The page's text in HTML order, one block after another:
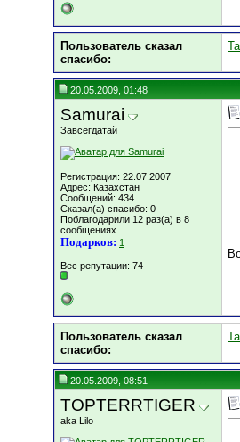
Пользователь сказал
cпасибо:
20.05.2009, 01:48
Samurai
Завсегдатай
Регистрация: 22.07.2007
Адрес: Казахстан
Сообщений: 434
Сказал(а) спасибо: 0
Поблагодарили 12 раз(а) в 8
сообщениях
Подарков: 1
Вес репутации: 74
Пользователь сказал
cпасибо:
20.05.2009, 08:51
TOPTERRTIGER
aka Lilo